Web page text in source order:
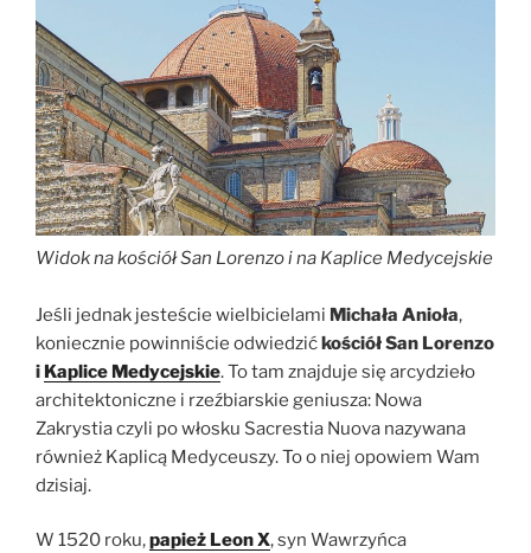
Widok na kościół San Lorenzo i na Kaplice Medycejskie
Jeśli jednak jesteście wielbicielami Michała Anioła,
koniecznie powinniście odwiedzićkościół San Lorenzo
i Kaplice Medycejskie. To tam znajduje się arcydzieło
architektoniczne i rzeźbiarskie geniusza: Nowa
Zakrystia czyli po włosku Sacrestia Nuova nazywana
również Kaplicą Medyceuszy. To o niej opowiem Wam
dzisiaj.
W 1520 roku,papież Leon X, syn Wawrzyńca